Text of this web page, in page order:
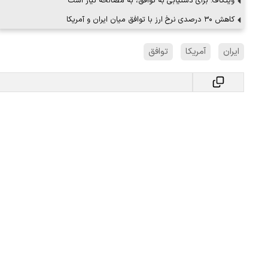
کاهش ۳۰ درصدی نرخ ارز با توافق میان ایران و آمریکا
ایران آمریکا توافق
ببینید| لحظه بمباران خیابان فردوسی در جنگ ۴۰
"کوماموتو" ژاپن ۹ روز…